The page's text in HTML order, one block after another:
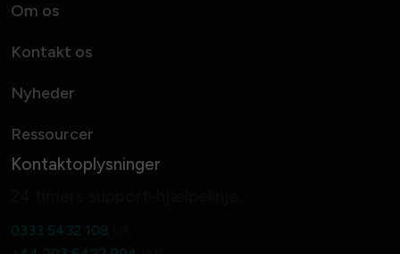
Om os
Kontakt os
Nyheder
Ressourcer
Kontaktoplysninger
0333 5432 108